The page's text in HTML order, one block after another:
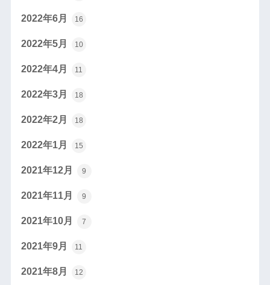
2022年6月 16
2022年5月 10
2022年4月 11
2022年3月 18
2022年2月 18
2022年1月 15
2021年12月 9
2021年11月 9
2021年10月 7
2021年9月 11
2021年8月 12